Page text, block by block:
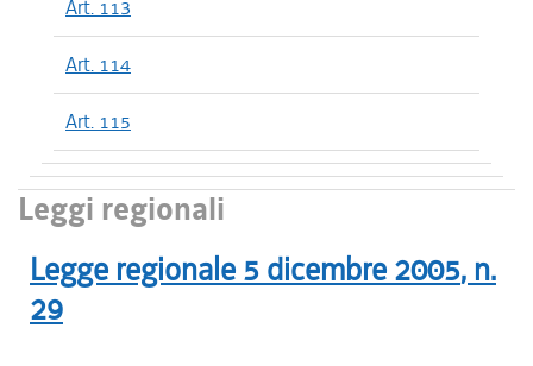
Art. 113
Art. 114
Art. 115
Leggi regionali
Legge regionale 5 dicembre 2005, n.
29